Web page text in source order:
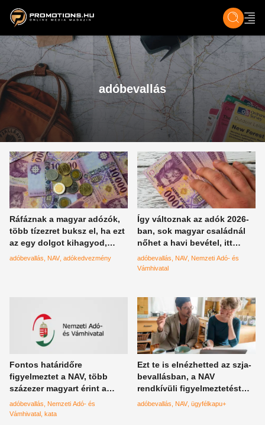
ZENE, FILM & KULT ÉLET TECH &
adóbevallás
Ráfáznak a magyar adózók,
több tízezret buksz el, ha ezt
az egy dolgot kihagyod,
figyelmeztetnek a szakértők
adóbevallás NAV adókedvezmény
Így változnak az adók 2026-
ban, sok magyar családnál
nőhet a havi bevétel, itt
vannak a legfontosabb
tudnivalók
adóbevallás NAV Nemzeti Adó- és
Vámhivatal
Fontos határidőre
figyelmeztet a NAV, több
százezer magyart érint a
döntés
adóbevallás
Nemzeti Adó- és
Vámhivatal kata
Ezt te is elnézhetted az szja-
bevallásban, a NAV
rendkívüli figyelmeztetést
adott ki
adóbevallás NAV ügyfélkapu+